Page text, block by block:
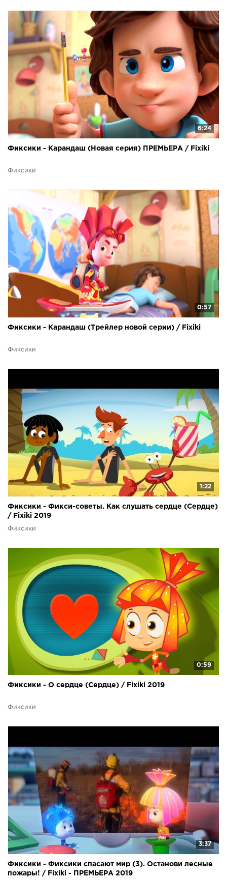
6:24
Фиксики - Карандаш (Новая серия) ПРЕМЬЕРА / Fixiki
Фиксики
0:57
Фиксики - Карандаш (Трейлер новой серии) / Fixiki
Фиксики
1:22
Фиксики - Фикси-советы. Как слушать сердце (Сердце)
/ Fixiki 2019
Фиксики
0:59
Фиксики - О сердце (Сердце) / Fixiki 2019
Фиксики
3:37
Фиксики - Фиксики спасают мир (3). Останови лесные
пожары! / Fixiki - ПРЕМЬЕРА 2019